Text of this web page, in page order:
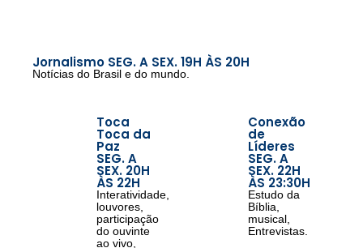
Jornalismo SEG. A SEX. 19H ÀS 20H
Notícias do Brasil e do mundo.
Toca
Toca da
Paz
SEG. A
SEX. 20H
ÀS 22H
Interatividade,
louvores,
participação
do ouvinte
ao vivo,
Conexão
de
Líderes
SEG. A
SEX. 22H
ÀS 23:30H
Estudo da
Bíblia,
musical,
Entrevistas.